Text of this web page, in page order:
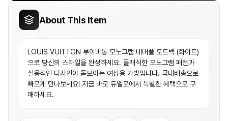
About This Item
LOUIS VUITTON 루이비통 모노그램 네버풀 토트백 (화이트)
으로 당신의 스타일을 완성하세요. 클래식한 모노그램 패턴과
실용적인 디자인이 돋보이는 여성용 가방입니다. 국내배송으로
빠르게 만나보세요! 지금 바로 듀엘로에서 특별한 혜택으로 구
매하세요.